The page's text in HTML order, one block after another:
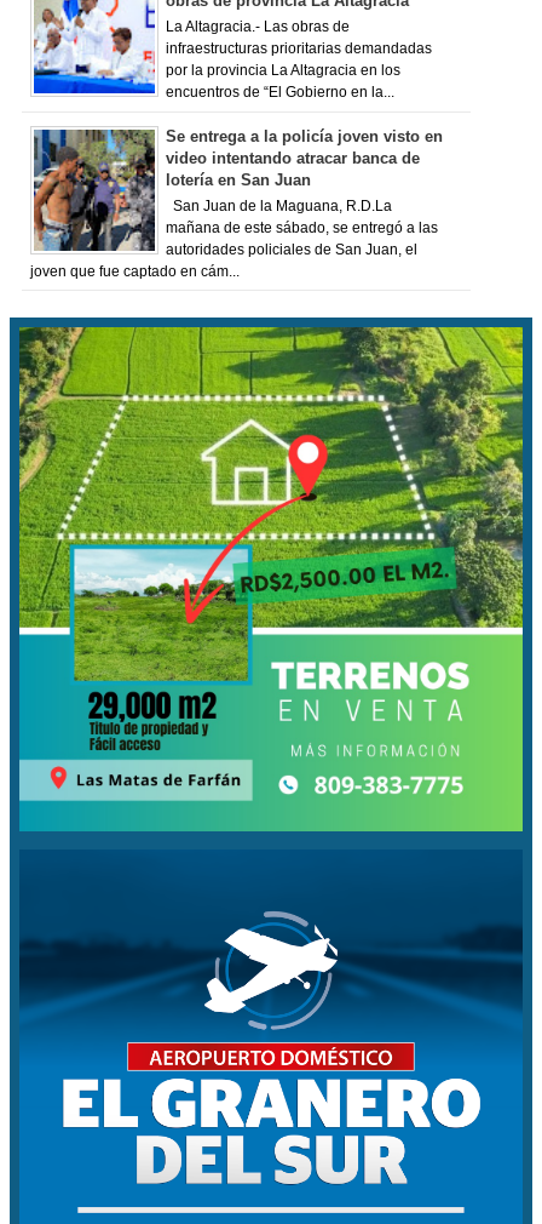
La Altagracia.- Las obras de
infraestructuras prioritarias demandadas
por la provincia La Altagracia en los
encuentros de “El Gobierno en la...
Se entrega a la policía joven visto en
video intentando atracar banca de
lotería en San Juan
San Juan de la Maguana, R.D.La
mañana de este sábado, se entregó a las
autoridades policiales de San Juan, el
joven que fue captado en cám...